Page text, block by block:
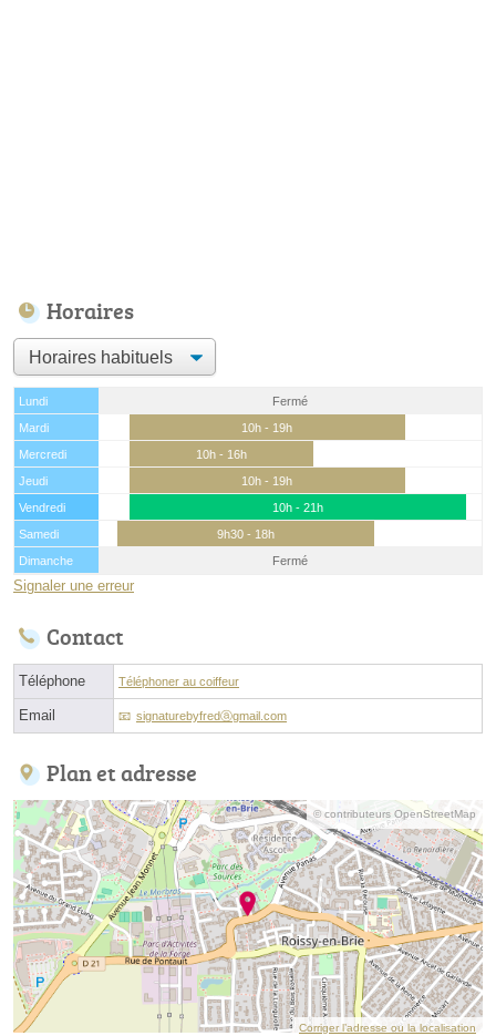
Horaires
Lundi
Fermé
Mardi
10h - 19h
Mercredi
10h - 16h
Jeudi
10h - 19h
Vendredi
10h - 21h
Samedi
9h30 - 18h
Dimanche
Fermé
Signaler une erreur
Contact
Téléphone Téléphoner au coiffeur
Email signaturebyfredⓐgmail.com
Plan et adresse
© contributeurs OpenStreetMap
Corriger l’adresse ou la localisation